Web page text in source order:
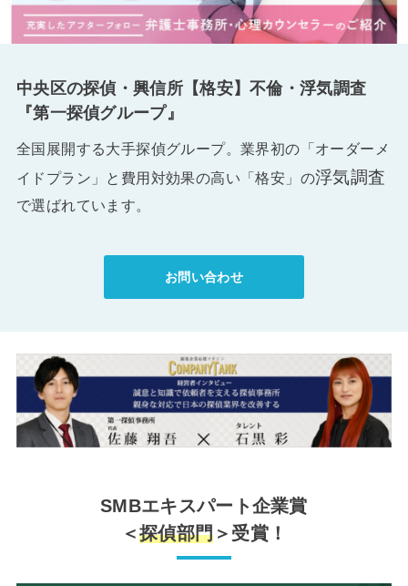
中央区の探偵・興信所【格安】不倫・浮気調査
『第一探偵グループ』
全国展開する大手探偵グループ。業界初の「オーダーメ
イドプラン」と費用対効果の高い「格安」の浮気調査
で選ばれています。
お問い合わせ
SMBエキスパート企業賞
＜探偵部門 ＞受賞！